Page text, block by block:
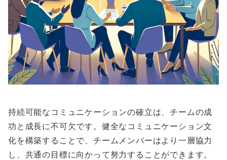
持続可能なコミュニケーションの確立は、チームの成
功と成長に不可欠です。健全なコミュニケーション文
化を構築することで、チームメンバーはより一層協力
し、共通の目標に向かって努力することができます。